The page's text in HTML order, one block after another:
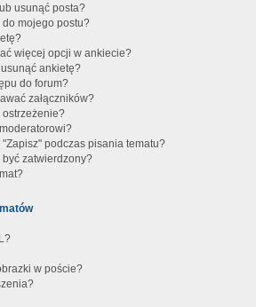
usunąć posta?
mojego postu?
więcej opcji w ankiecie?
ankietę?
do forum?
załączników?
ostrzeżenie?
"Zapisz" podczas pisania tematu?
zatwierdzony?
w poście?